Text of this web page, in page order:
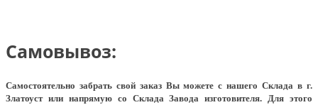
Самовывоз:
Самостоятельно забрать свой заказ Вы можете с нашего Склада в г.
Златоуст или напрямую со Склада Завода изготовителя. Для этого